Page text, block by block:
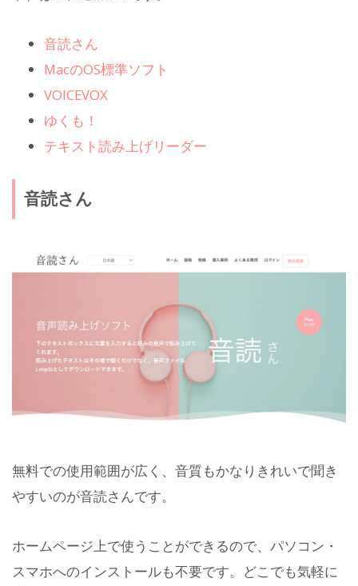
音読さん
MacのOS標準ソフト
VOICEVOX
ゆくも！
テキスト読み上げリーダー
音読さん
無料での使用範囲が広く、音質もかなりきれいで聞き
やすいのが音読さんです。
ホームページ上で使うことができるので、パソコン・
スマホへのインストールも不要です。どこでも気軽に